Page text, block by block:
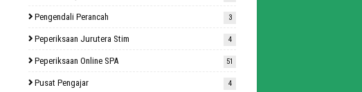
Pengendali Perancah 3
Peperiksaan Jurutera Stim 4
Peperiksaan Online SPA 51
Pusat Pengajar 4